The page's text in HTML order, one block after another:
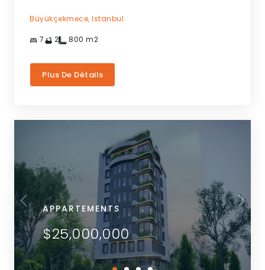
Büyükçekmece, Istanbul
7 2 800 m2
Plus De Détails
APPARTEMENTS
$25,000,000